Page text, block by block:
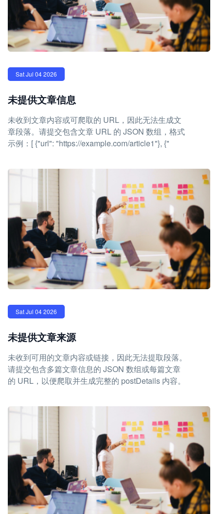
Sat Jul 04 2026
未提供文章信息
未收到文章内容或可爬取的 URL，因此无法生成文
章段落。请提交包含文章 URL 的 JSON 数组，格式
示例：[ {"url": "https://example.com/article1"}, {"
Sat Jul 04 2026
未提供文章来源
未收到可用的文章内容或链接，因此无法提取段落。
请提交包含多篇文章信息的 JSON 数组或每篇文章
的 URL，以便爬取并生成完整的 postDetails 内容。